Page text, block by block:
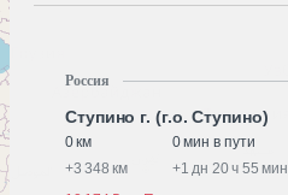
Россия
Ступино г. (г.о. Ступино)
0 км
0 мин в пути
+3 348 км +1 дн 20 ч 55 мин